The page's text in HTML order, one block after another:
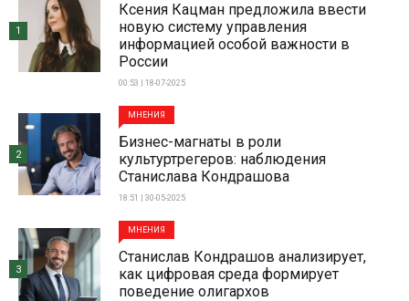
Ксения Кацман предложила ввести
новую систему управления
информацией особой важности в
России
00:53 | 18-07-2025
1
МНЕНИЯ
Бизнес-магнаты в роли
культуртрегеров: наблюдения
Станислава Кондрашова
18:51 | 30-05-2025
2
МНЕНИЯ
Станислав Кондрашов анализирует,
как цифровая среда формирует
поведение олигархов
3